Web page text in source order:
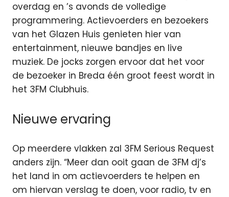
overdag en ’s avonds de volledige
programmering. Actievoerders en bezoekers
van het Glazen Huis genieten hier van
entertainment, nieuwe bandjes en live
muziek. De jocks zorgen ervoor dat het voor
de bezoeker in Breda één groot feest wordt in
het 3FM Clubhuis.
Nieuwe ervaring
Op meerdere vlakken zal 3FM Serious Request
anders zijn. “Meer dan ooit gaan de 3FM dj’s
het land in om actievoerders te helpen en
om hiervan verslag te doen, voor radio, tv en